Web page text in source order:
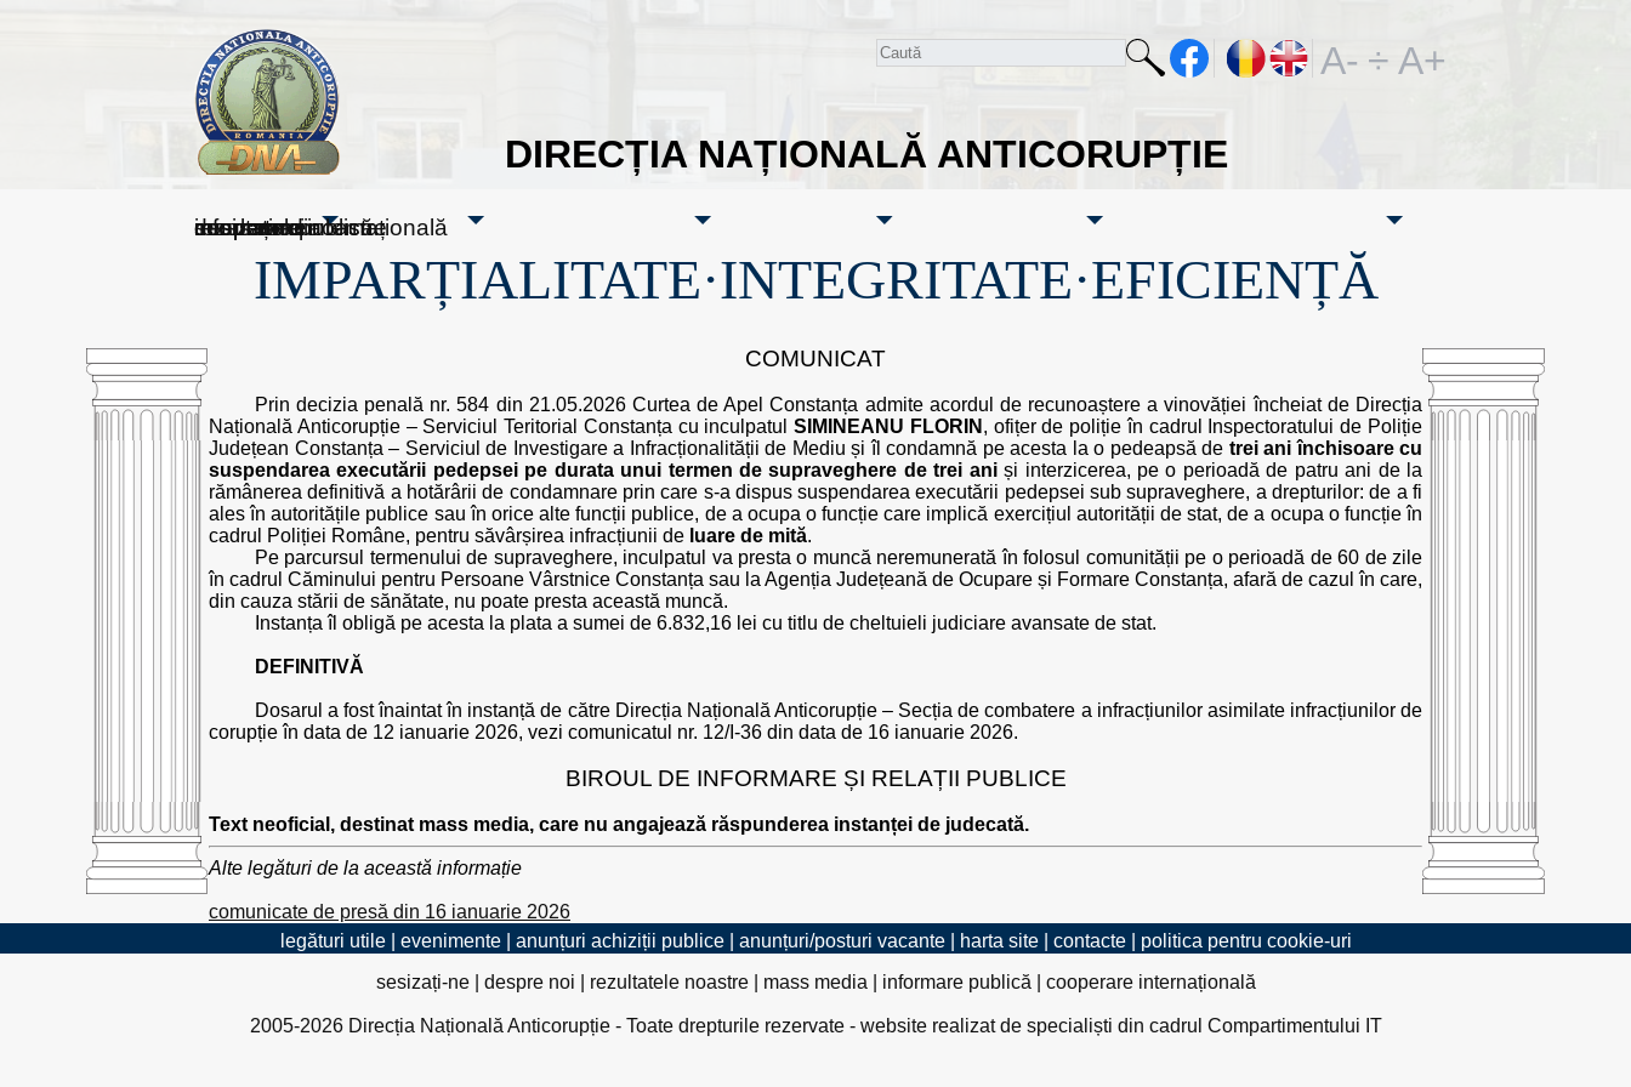
DIRECȚIA NAȚIONALĂ ANTICORUPȚIE
A- ÷ A+
sesizați-ne
despre noi
rezultatele noastre
mass media
informare publică
cooperare internațională
IMPARȚIALITATE·INTEGRITATE·EFICIENȚĂ
COMUNICAT
Prin decizia penală nr. 584 din 21.05.2026 Curtea de Apel Constanța admite acordul de recunoaștere a vinovăției încheiat de Direcția
Națională Anticorupție – Serviciul Teritorial Constanța cu inculpatulSIMINEANU FLORIN , ofițer de poliție în cadrul Inspectoratului de Poliție
Județean Constanța – Serviciul de Investigare a Infracționalității de Mediu și îl condamnă pe acesta la o pedeapsă de trei ani închisoare cu
suspendarea executării pedepsei pe durata unui termen de supraveghere de trei aniși interzicerea, pe o perioadă de patru ani de la
rămânerea definitivă a hotărârii de condamnare prin care s-a dispus suspendarea executării pedepsei sub supraveghere, a drepturilor: de a fi
ales în autoritățile publice sau în orice alte funcții publice, de a ocupa o funcție care implică exercițiul autorității de stat, de a ocupa o funcție în
cadrul Poliției Române, pentru săvârșirea infracțiunii de luare de mită.
Pe parcursul termenului de supraveghere, inculpatul va presta o muncă neremunerată în folosul comunității pe o perioadă de 60 de zile
în cadrul Căminului pentru Persoane Vârstnice Constanța sau la Agenția Județeană de Ocupare și Formare Constanța, afară de cazul în care,
din cauza stării de sănătate, nu poate presta această muncă.
Instanța îl obligă pe acesta la plata a sumei de 6.832,16 lei cu titlu de cheltuieli judiciare avansate de stat.
DEFINITIVĂ
Dosarul a fost înaintat în instanță de către Direcția Națională Anticorupție – Secția de combatere a infracțiunilor asimilate infracțiunilor de
corupție în data de 12 ianuarie 2026, vezi comunicatul nr. 12/I-36 din data de 16 ianuarie 2026.
BIROUL DE INFORMARE ȘI RELAȚII PUBLICE
Text neoficial, destinat mass media, care nu angajează răspunderea instanței de judecată.
Alte legături de la această informație
comunicate de presă din 16 ianuarie 2026
legături utile| evenimente| anunțuri achiziții publice| anunțuri/posturi vacante| harta site| contacte| politica pentru cookie-uri
sesizați-ne| despre noi rezultatele noastre| mass media informare publică cooperare internațională
2005-2026 Direcția Națională Anticorupție - Toate drepturile rezervate - website realizat de specialiști din cadrul Compartimentului IT